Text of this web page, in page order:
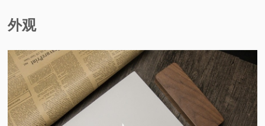
体
验
专
题
外观